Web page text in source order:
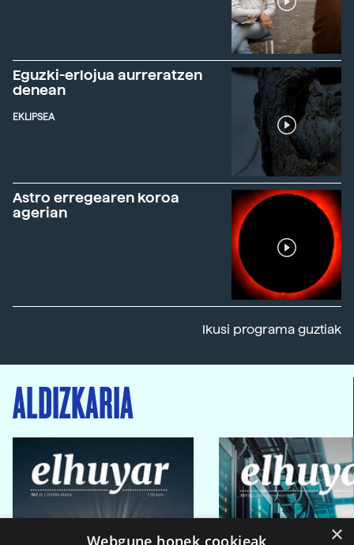
Eguzki-erlojua aurreratzen
denean
EKLIPSEA
Astro erregearen koroa
agerian
Ikusi programa guztiak
ALDIZKARIA
×
Webgune honek cookieak